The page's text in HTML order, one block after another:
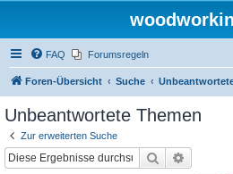
FAQ Forumsregeln
Foren-Übersicht Suche
Unbeantwortete Themen
Zur erweiterten Suche
Suche